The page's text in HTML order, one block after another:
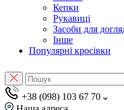
Кепки
Рукавиці
Засоби для
Інше
Популярні кросівки
+38 (098) 103 67 70